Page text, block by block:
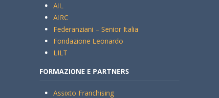
AIL
AIRC
Federanziani – Senior Italia
Fondazione Leonardo
LILT
FORMAZIONE E PARTNERS
Assixto Franchising